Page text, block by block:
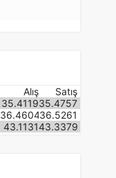
Satış
Alış
35.4757
35.4119
36.5261
36.4604
43.3379
43.1131